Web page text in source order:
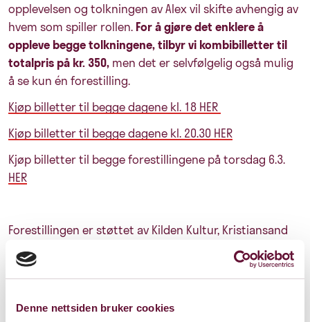
Denne nettsiden bruker cookies
opplevelsen og tolkningen av Alex vil skifte avhengig av
hvem som spiller rollen. For å gjøre det enklere å
oppleve begge tolkningene, tilbyr vi kombibilletter til
totalpris på kr. 350, men det er selvfølgelig også mulig
å se kun én forestilling.
Kjøp billetter til begge dagene kl. 18 HER
Kjøp billetter til begge dagene kl. 20.30 HER
Kjøp billetter til begge forestillingene på torsdag 6.3.
HER
Forestillingen er støttet av Kilden Kultur, Kristiansand
kommune, Oslo kommune, Akershus fylkeskommune,
Fritt Ord, Bergesenstiftelsen, Cultiva ekspress og Fond
for utøvende kunstnere og Flügger